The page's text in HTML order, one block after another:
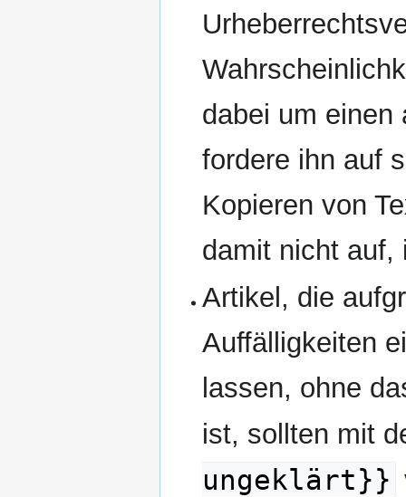
dabei um einen
fordere ihn auf
Kopieren von
damit nicht
Artikel, die
Auffälligkeiten
lassen, ohne
ist, sollten mit
ungeklärt}}